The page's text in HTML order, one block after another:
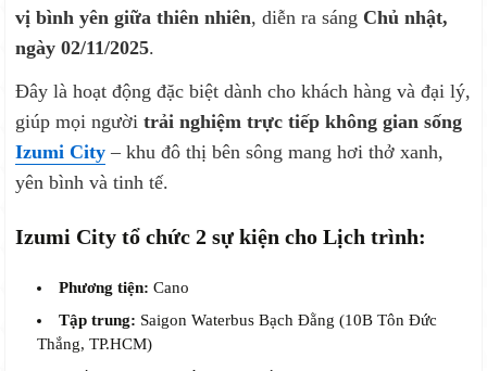
vị bình yên giữa thiên nhiên, diễn ra sáng Chủ nhật,
ngày 02/11/2025.
Đây là hoạt động đặc biệt dành cho khách hàng và đại lý,
giúp mọi ngườitrải nghiệm trực tiếp không gian sống
Izumi City – khu đô thị bên sông mang hơi thở xanh,
yên bình và tinh tế.
Izumi City tổ chức 2 sự kiện cho Lịch trình:
Phương tiện: Cano
Tập trung: Saigon Waterbus Bạch Đằng (10B Tôn Đức
Thắng, TP.HCM)